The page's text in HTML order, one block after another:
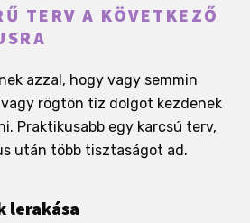
TERV A KÖVETKEZŐ
azzal, hogy vagy semmin
rögtön tíz dolgot kezdenek
Praktikusabb egy karcsú terv,
után több tisztaságot ad.
lerakása